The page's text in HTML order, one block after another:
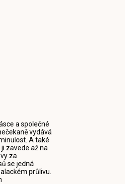
a společné
vydává
A také
zavede až na
za
se jedná
průlivu.